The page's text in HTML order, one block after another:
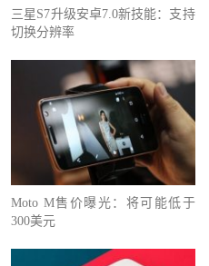
三星S7升级安卓7.0新技能：支持
切换分辨率
Moto M售价曝光：将可能低于
300美元